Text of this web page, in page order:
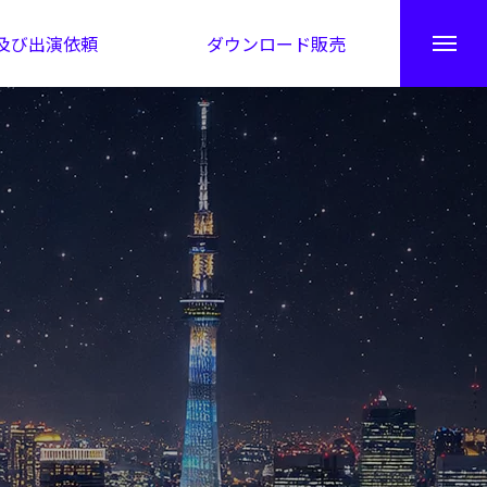
び出演依頼 ダウンロード販売
秘伝公開！吉凶カレンダー